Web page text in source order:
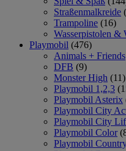
Straßenmalkreide
Trampoline (16)
Wasserpistolen &
Playmobil (476)
Animals + Friends
DFB (9)
Monster High (11)
Playmobil 1,2,3
Playmobil Asterix
Playmobil City
Playmobil City
Playmobil Color
Playmobil